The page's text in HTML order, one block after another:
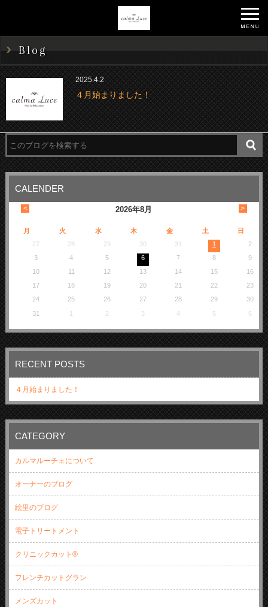
Blog
2025.4.2
４月始まりました！
CALENDER
2026年8月
< >
月 火 水 木 金 土
日
27
28 29 30 31 1
2
3
4 5 6 7 8
9
10
11 12 13 14 15
16
17
18 19 20 21 22
23
24
25 26 27 28 29
30
31
1 2 3 4 5 6
RECENT POSTS
４月始まりました！
CATEGORY
カルマルーチェについて
オーナーのブログ
絵里のブログ
電子トリートメント
クリニックカット®
フレンチカットグラン
メンズカット